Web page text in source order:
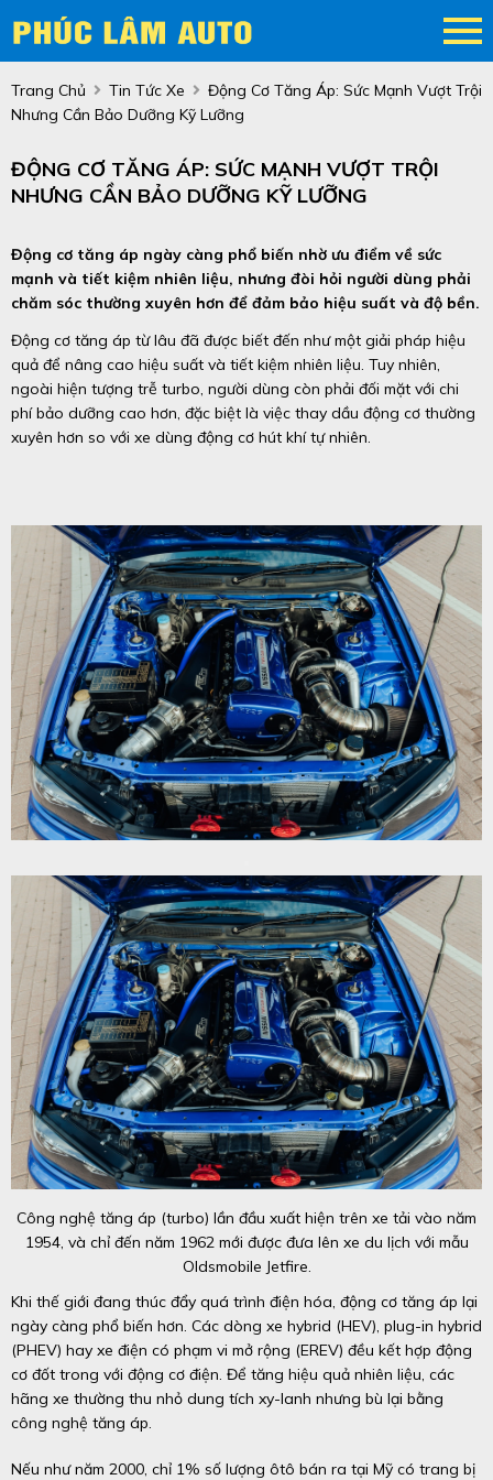
Trang Chủ Tin Tức Xe
Động Cơ Tăng Áp: Sức Mạnh Vượt Trội
Nhưng Cần Bảo Dưỡng Kỹ Lưỡng
ĐỘNG CƠ TĂNG ÁP: SỨC MẠNH VƯỢT TRỘI
NHƯNG CẦN BẢO DƯỠNG KỸ LƯỠNG
Động cơ tăng áp ngày càng phổ biến nhờ ưu điểm về sức
mạnh và tiết kiệm nhiên liệu, nhưng đòi hỏi người dùng phải
chăm sóc thường xuyên hơn để đảm bảo hiệu suất và độ bền.
Động cơ tăng áp từ lâu đã được biết đến như một giải pháp hiệu
quả để nâng cao hiệu suất và tiết kiệm nhiên liệu. Tuy nhiên,
ngoài hiện tượng trễ turbo, người dùng còn phải đối mặt với chi
phí bảo dưỡng cao hơn, đặc biệt là việc thay dầu động cơ thường
xuyên hơn so với xe dùng động cơ hút khí tự nhiên.
Công nghệ tăng áp (turbo) lần đầu xuất hiện trên xe tải vào năm
1954, và chỉ đến năm 1962 mới được đưa lên xe du lịch với mẫu
Oldsmobile Jetfire.
Khi thế giới đang thúc đẩy quá trình điện hóa, động cơ tăng áp lại
ngày càng phổ biến hơn. Các dòng xe hybrid (HEV), plug-in hybrid
(PHEV) hay xe điện có phạm vi mở rộng (EREV) đều kết hợp động
cơ đốt trong với động cơ điện. Để tăng hiệu quả nhiên liệu, các
hãng xe thường thu nhỏ dung tích xy-lanh nhưng bù lại bằng
công nghệ tăng áp.
Nếu như năm 2000, chỉ 1% số lượng ôtô bán ra tại Mỹ có trang bị